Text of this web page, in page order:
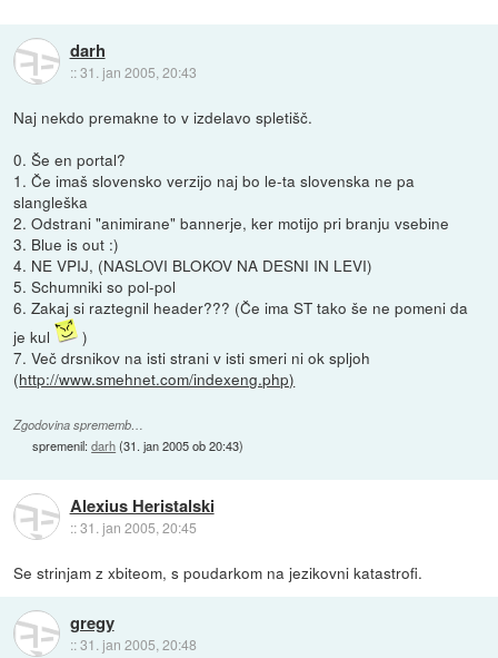
darh
::31. jan 2005, 20:43
Naj nekdo premakne to v izdelavo spletišč.
0. Še en portal?
1. Če imaš slovensko verzijo naj bo le-ta slovenska ne pa
slangleška
2. Odstrani "animirane" bannerje, ker motijo pri branju vsebine
3. Blue is out :)
4. NE VPIJ, (NASLOVI BLOKOV NA DESNI IN LEVI)
5. Schumniki so pol-pol
6. Zakaj si raztegnil header??? (Če ima ST tako še ne pomeni da
je kul
)
7. Več drsnikov na isti strani v isti smeri ni ok spljoh
(http://www.smehnet.com/indexeng.php)
Zgodovina sprememb…
spremenil:darh(31. jan 2005 ob 20:43)
Alexius Heristalski
::31. jan 2005, 20:45
Se strinjam z xbiteom, s poudarkom na jezikovni katastrofi.
gregy
::31. jan 2005, 20:48